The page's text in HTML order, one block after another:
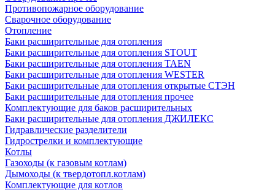
Противопожарное оборудование
Сварочное оборудование
Отопление
Баки расширительные для отопления
Баки расширительные для отопления STOUT
Баки расширительные для отопления TAEN
Баки расширительные для отопления WESTER
Баки расширительные для отопления открытые СТЭН
Баки расширительные для отопления прочее
Комплектующие для баков расширительных
Баки расширительные для отопления ДЖИЛЕКС
Гидравлические разделители
Гидрострелки и комплектующие
Котлы
Газоходы (к газовым котлам)
Дымоходы (к твердотопл.котлам)
Комплектующие для котлов